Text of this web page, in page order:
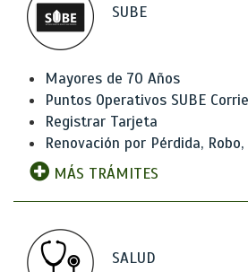
SUBE
Mayores de 70 Años
Puntos Operativos SUBE
Registrar Tarjeta
Renovación por Pérdida,
MÁS TRÁMITES
SALUD